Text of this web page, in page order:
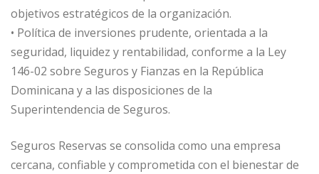
objetivos estratégicos de la organización.
• Política de inversiones prudente, orientada a la
seguridad, liquidez y rentabilidad, conforme a la Ley
146-02 sobre Seguros y Fianzas en la República
Dominicana y a las disposiciones de la
Superintendencia de Seguros.
Seguros Reservas se consolida como una empresa
cercana, confiable y comprometida con el bienestar de